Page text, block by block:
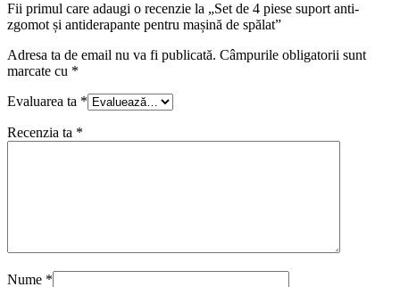
Fii primul care adaugi o recenzie la „Set de 4 piese suport anti-
zgomot și antiderapante pentru mașină de spălat”
Adresa ta de email nu va fi publicată. Câmpurile obligatorii sunt
marcate cu *
Evaluarea ta *
Recenzia ta *
Nume *